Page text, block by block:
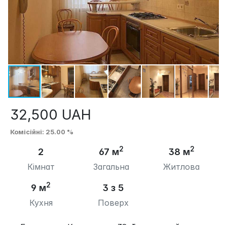
32,500 UAH
Комісійні: 25.00 %
2
Кімнат
67 м2
Загальна
38 м2
Житлова
9 м2
Кухня
3 з 5
Поверх